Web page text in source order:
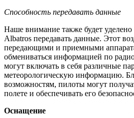
Способность передавать данные
Наше внимание также будет
Albatros передавать данные. Этот
передающими и приемными
обмениваться информацией по
могут включать в себя различные
метеорологическую информацию.
возможностям, пилоты могут
полете и обеспечивать его
Оснащение